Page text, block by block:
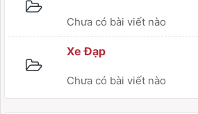
Chưa có bài viết nào
Xe Đạp
Chưa có bài viết nào